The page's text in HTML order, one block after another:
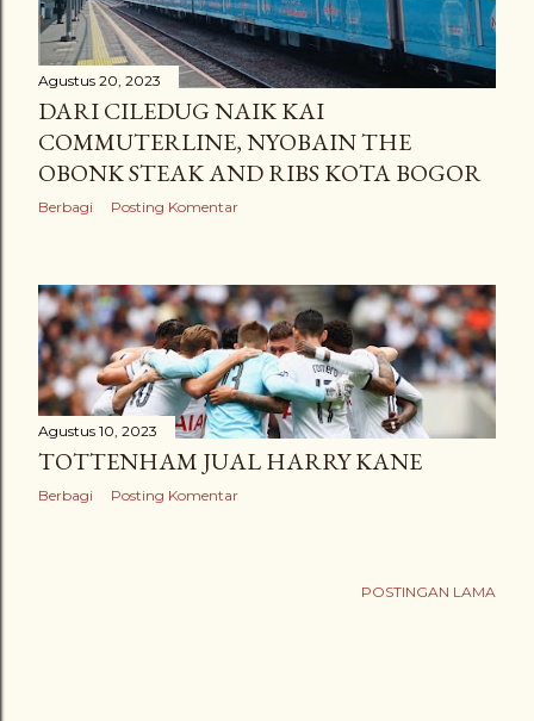
Agustus 20, 2023
DARI CILEDUG NAIK KAI
COMMUTERLINE, NYOBAIN THE
OBONK STEAK AND RIBS KOTA BOGOR
Berbagi Posting Komentar
Agustus 10, 2023
TOTTENHAM JUAL HARRY KANE
Berbagi Posting Komentar
POSTINGAN LAMA